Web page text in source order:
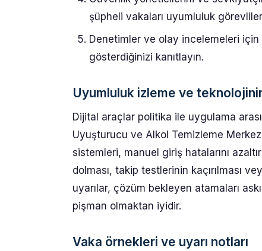
şüpheli vakaları uyumluluk
Denetimler ve olay incelemeleri için
gösterdiğinizi kanıtlayın.
Uyumluluk izleme ve
Dijital araçlar politika ile uygulama
Uyuşturucu ve Alkol Temizleme
sistemleri, manuel giriş hatalarını
dolması, takip testlerinin kaçırılması
uyarılar, çözüm bekleyen atamaları
pişman olmaktan iyidir.
Vaka örnekleri ve uyarı notları